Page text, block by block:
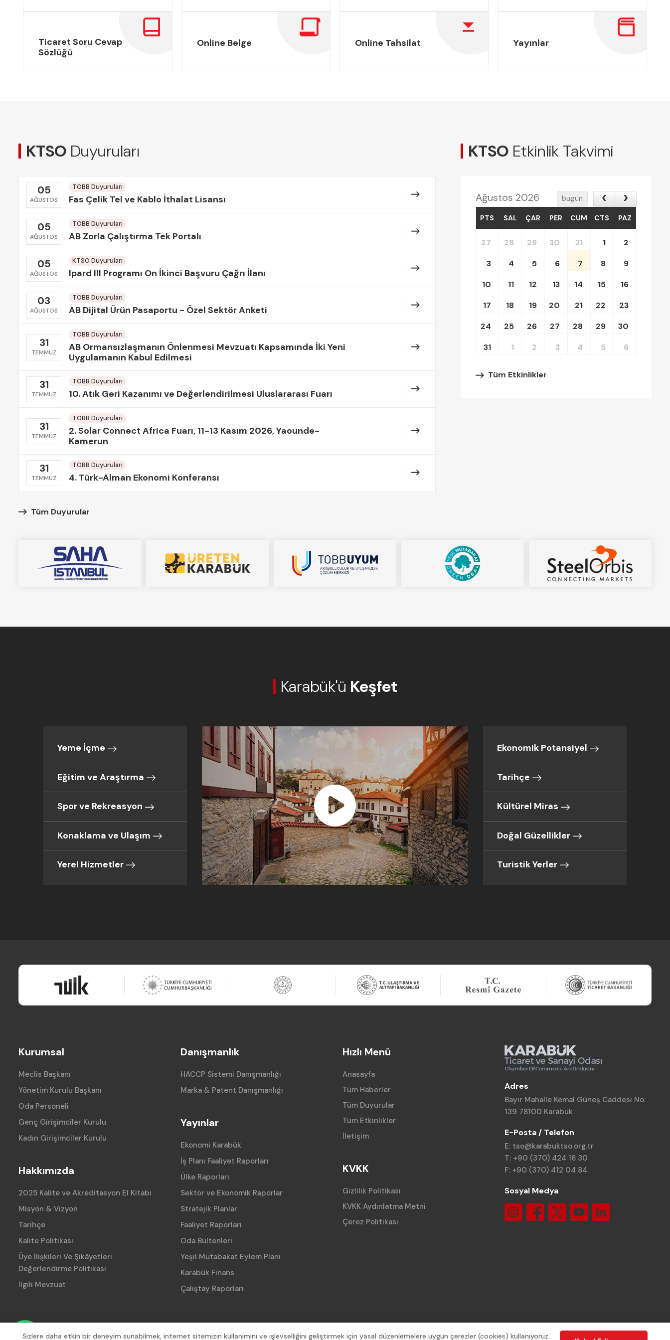
Ticaret Soru Cevap
Sözlüğü
Online Belge Online Tahsilat Yayınlar
KTSO Duyuruları
05
AĞUSTOS
TOBB Duyuruları
Fas Çelik Tel ve Kablo İthalat Lisansı
05
AĞUSTOS
TOBB Duyuruları
AB Zorla Çalıştırma Tek Portalı
05
AĞUSTOS
KTSO Duyuruları
Ipard III Programı On İkinci Başvuru Çağrı İlanı
03
AĞUSTOS
TOBB Duyuruları
AB Dijital Ürün Pasaportu - Özel Sektör Anketi
31
TEMMUZ
TOBB Duyuruları
AB Ormansızlaşmanın Önlenmesi Mevzuatı Kapsamında İki Yeni
Uygulamanın Kabul Edilmesi
31
TEMMUZ
TOBB Duyuruları
10. Atık Geri Kazanımı ve Değerlendirilmesi Uluslararası Fuarı
31
TEMMUZ
TOBB Duyuruları
2. Solar Connect Africa Fuarı, 11-13 Kasım 2026, Yaounde-
Kamerun
31
TEMMUZ
TOBB Duyuruları
4. Türk-Alman Ekonomi Konferansı
Tüm Duyurular
KTSO Etkinlik Takvimi
Ağustos 2026 bugün
PTS SAL ÇAR PER CUM CTS PAZ
27 28 29 30 31 1
2
3
4 5 6 7 8
9
10
11 12 13 14 15
16
17
18 19 20 21 22
23
24
25 26 27 28 29
30
31
1 2 3 4 5 6
Tüm Etkinlikler
Karabük'ü Keşfet
Yeme İçme
Eğitim ve Araştırma
Spor ve Rekreasyon
Konaklama ve Ulaşım
Yerel Hizmetler
Ekonomik Potansiyel
Tarihçe
Kültürel Miras
Doğal Güzellikler
Turistik Yerler
Kurumsal
Meclis Başkanı
Yönetim Kurulu Başkanı
Oda Personeli
Genç Girişimciler Kurulu
Kadın Girişimciler Kurulu
Hakkımızda
2025 Kalite ve Akreditasyon El Kitabı
Misyon & Vizyon
Tarihçe
Kalite Politikası
Üye İlişkileri Ve Şikâyetleri
Değerlendirme Politikası
İlgili Mevzuat
Danışmanlık
HACCP Sistemi Danışmanlığı
Marka & Patent Danışmanlığı
Yayınlar
Ekonomi Karabük
İş Planı Faaliyet Raporları
Ülke Raporları
Sektör ve Ekonomik Raporlar
Stratejik Planlar
Faaliyet Raporları
Oda Bültenleri
Yeşil Mutabakat Eylem Planı
Karabük Finans
Çalıştay Raporları
Hızlı Menü
Anasayfa
Tüm Haberler
Tüm Duyurular
Tüm Etkinlikler
İletişim
KVKK
Gizlilik Politikası
KVKK Aydınlatma Metni
Çerez Politikası
Adres
Bayır Mahalle Kemal Güneş Caddesi No:
139 78100 Karabük
E-Posta / Telefon
E: tso@karabuktso.org.tr
T: +90 (370) 424 16 30
F: +90 (370) 412 04 84
Sosyal Medya
Sizlere daha etkin bir deneyim sunabilmek, internet sitemizin kullanımını ve işlevselliğini geliştirmek için yasal düzenlemelere uygun çerezler (cookies) kullanıyoruz.